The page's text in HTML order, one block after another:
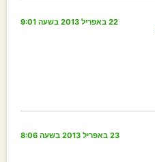
22 באפריל 2013 בשעה 9:01
23 באפריל 2013 בשעה 8:06